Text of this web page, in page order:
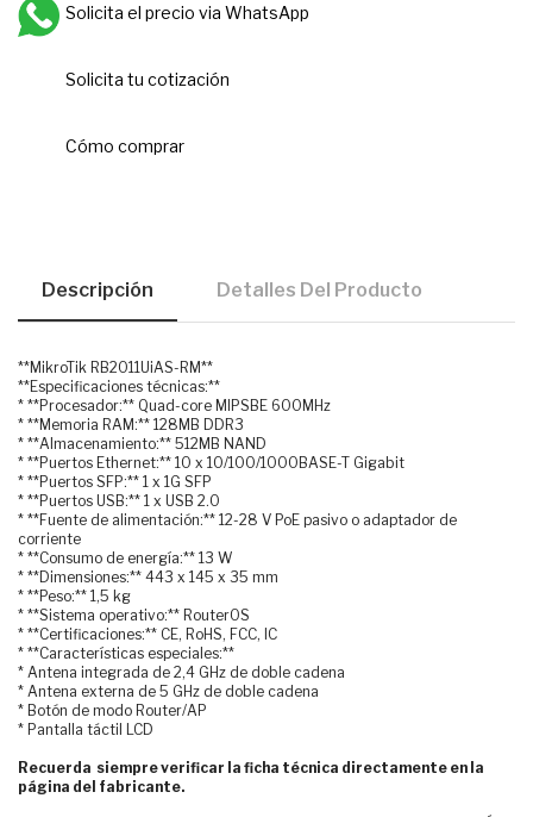
Solicita el precio via WhatsApp
Solicita tu cotización
Cómo comprar
Descripción Detalles Del Producto
**MikroTik RB2011UiAS-RM**
**Especificaciones técnicas:**
* **Procesador:** Quad-core MIPSBE 600MHz
* **Memoria RAM:** 128MB DDR3
* **Almacenamiento:** 512MB NAND
* **Puertos Ethernet:** 10 x 10/100/1000BASE-T Gigabit
* **Puertos SFP:** 1 x 1G SFP
* **Puertos USB:** 1 x USB 2.0
* **Fuente de alimentación:** 12-28 V PoE pasivo o adaptador de
corriente
* **Consumo de energía:** 13 W
* **Dimensiones:** 443 x 145 x 35 mm
* **Peso:** 1,5 kg
* **Sistema operativo:** RouterOS
* **Certificaciones:** CE, RoHS, FCC, IC
* **Características especiales:**
* Antena integrada de 2,4 GHz de doble cadena
* Antena externa de 5 GHz de doble cadena
* Botón de modo Router/AP
* Pantalla táctil LCD
Recuerda siempre verificar la ficha técnica directamente en la
página del fabricante.